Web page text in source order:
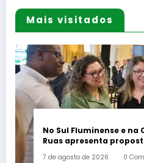
Mais visitados
No Sul Fluminense e na
Ruas apresenta
7 de agosto de 2026 0